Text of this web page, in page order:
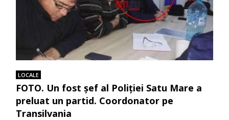
LOCALE
FOTO. Un fost şef al Poliţiei Satu Mare a
preluat un partid. Coordonator pe
Transilvania